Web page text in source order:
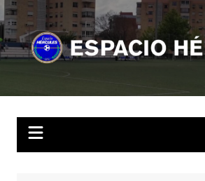
Saltar
al
contenido